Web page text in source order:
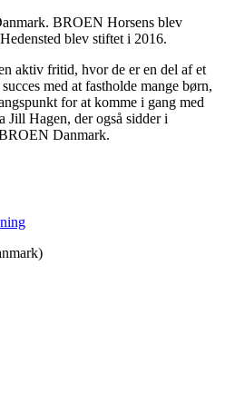
BROEN Horsens blev
blev stiftet i 2016.
aktiv fritid, hvor de er en del af et
med at fastholde mange børn,
for at komme i gang med
Jill Hagen, der også sidder i
Danmark.